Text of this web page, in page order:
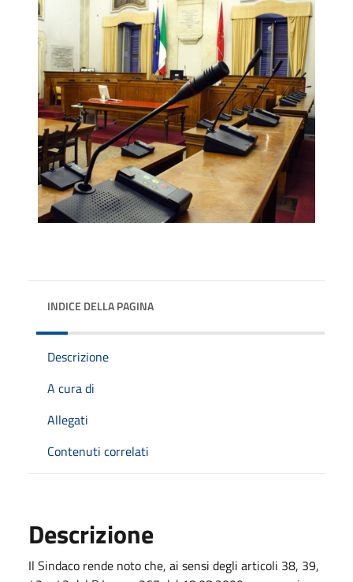
INDICE DELLA PAGINA
Descrizione
A cura di
Allegati
Contenuti correlati
Descrizione
Il Sindaco rende noto che, ai sensi degli articoli 38, 39,